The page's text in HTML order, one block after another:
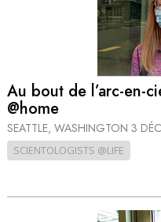
Au bout de l’arc-en-
@home
SEATTLE, WASHINGTON 3
SCIENTOLOGISTS @LIFE